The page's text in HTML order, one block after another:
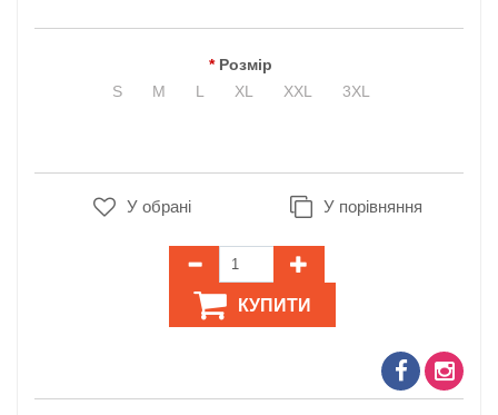
Розмір
S
M L XL XXL 3XL
У обрані У порівняння
КУПИТИ